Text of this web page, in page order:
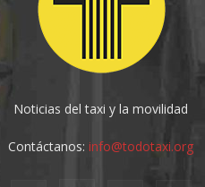
Noticias del taxi y la movilidad
Contáctanos:info@todotaxi.org